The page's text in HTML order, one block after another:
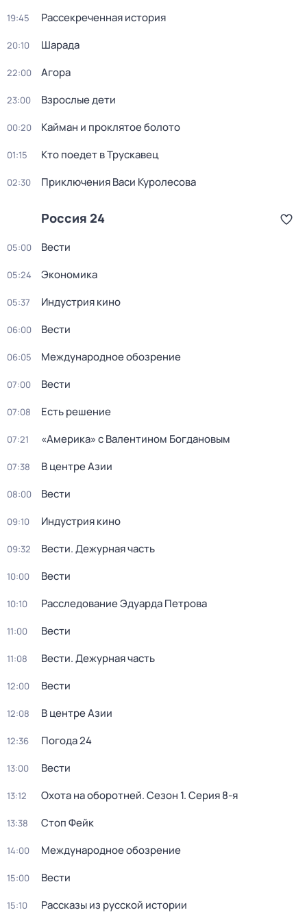
19:45 Рассекреченная история
20:10 Шарада
22:00 Агора
23:00 Взрослые дети
00:20 Кайман и проклятое болото
01:15 Кто поедет в Трускавец
02:30 Приключения Васи Куролесова
Россия 24
05:00 Вести
05:24 Экономика
05:37 Индустрия кино
06:00 Вести
06:05 Международное обозрение
07:00 Вести
07:08 Есть решение
07:21 «Америка» с Валентином Богдановым
07:38 В центре Азии
08:00 Вести
09:10 Индустрия кино
09:32 Вести. Дежурная часть
10:00 Вести
10:10 Расследование Эдуарда Петрова
11:00 Вести
11:08 Вести. Дежурная часть
12:00 Вести
12:08 В центре Азии
12:36 Погода 24
13:00 Вести
13:12 Охота на оборотней. Сезон 1. Серия 8-я
13:38 Стоп Фейк
14:00 Международное обозрение
15:00 Вести
15:10 Рассказы из русской истории